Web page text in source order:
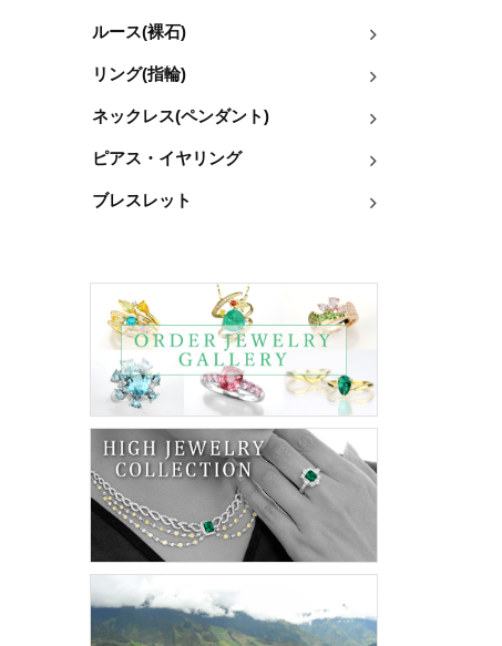
ルース(裸石)
リング(指輪)
ネックレス(ペンダント)
ピアス・イヤリング
ブレスレット